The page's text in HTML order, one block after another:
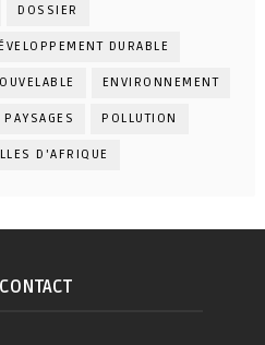
DOSSIER
DURABLE
ENVIRONNEMENT
PAYSAGES POLLUTION
D'AFRIQUE